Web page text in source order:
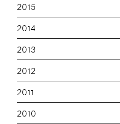
2015
2014
2013
2012
2011
2010